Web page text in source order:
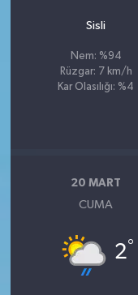
Sisli
Nem: %94
Rüzgar: 7 km/h
Kar Olasılığı: %4
20 MART
CUMA
2°